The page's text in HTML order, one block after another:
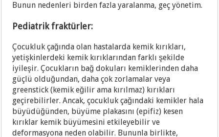
Bunun nedenleri birden fazla yaralanma, geç yönetim.
Pediatrik fraktürler:
Çocukluk çağında olan hastalarda kemik kırıkları,
yetişkinlerdeki kemik kırıklarından farklı şekilde
iyileşir. Çocukların bağ dokuları kemiklerinden daha
güçlü olduğundan, daha çok zorlamalar veya
greenstick (kemik eğilir ama kırılmaz) kırıkları
geçirebilirler. Ancak, çocukluk çağındaki kemikler hala
büyüdüğünden, büyüme plakasını (epifiz) kesen
kırıklar kemik büyümesini etkileyebilir ve
deformasyona neden olabilir. Bununla birlikte,